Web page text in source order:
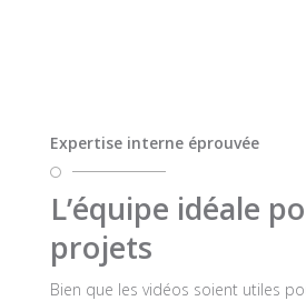
Expertise interne éprouvée

L’équipe idéale
projets
Bien que les vidéos soient utiles